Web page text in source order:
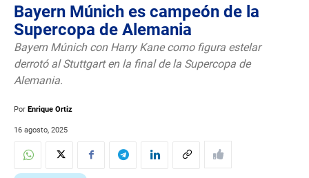
Bayern Múnich es campeón de la
Supercopa de Alemania
Bayern Múnich con Harry Kane como figura estelar
derrotó al Stuttgart en la final de la Supercopa de
Alemania.
Por Enrique Ortiz
16 agosto, 2025